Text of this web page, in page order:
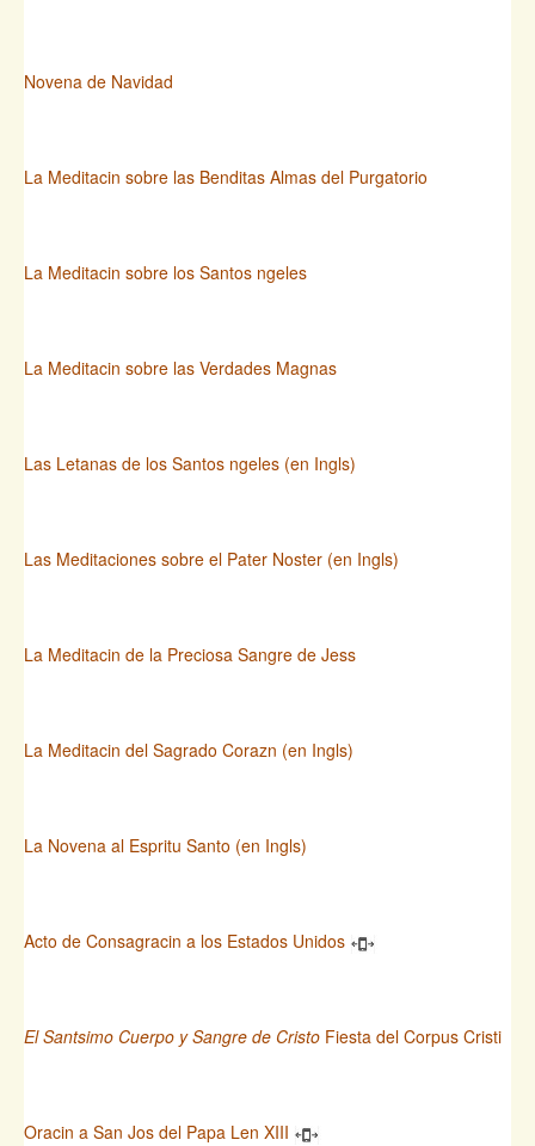
Novena de Navidad
La Meditacin sobre las Benditas Almas del Purgatorio
La Meditacin sobre los Santos ngeles
La Meditacin sobre las Verdades Magnas
Las Letanas de los Santos ngeles (en Ingls)
Las Meditaciones sobre el Pater Noster (en Ingls)
La Meditacin de la Preciosa Sangre de Jess
La Meditacin del Sagrado Corazn (en Ingls)
La Novena al Espritu Santo (en Ingls)
Acto de Consagracin a los Estados Unidos
El Santsimo Cuerpo y Sangre de Cristo Fiesta del Corpus Cristi
Oracin a San Jos del Papa Len XIII